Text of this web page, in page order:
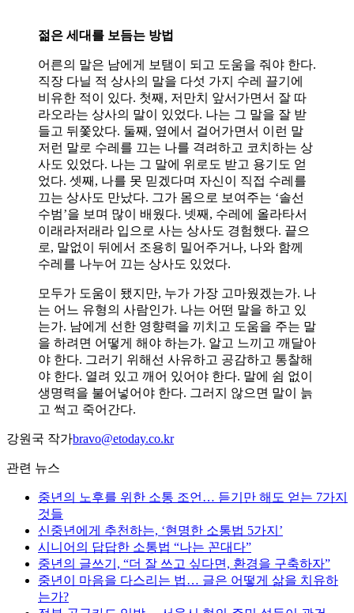
젊은 세대를 보듬는 방법
어른의 말은 남에게 보탬이 되고 도움을 줘야 한다.
직장 다닐 적 상사의 말을 다섯 가지 수레 끌기에
비유한 적이 있다. 첫째, 저만치 앞서가면서 잘 따
라오라는 상사의 말이 있었다. 나는 그 말을 잘 받
들고 뒤쫓았다. 둘째, 옆에서 걸어가면서 이런 말
저런 말로 수레를 끄는 나를 격려하고 코치하는 상
사도 있었다. 나는 그 말에 위로도 받고 용기도 얻
었다. 셋째, 나를 못 믿겠다며 자신이 직접 수레를
끄는 상사도 만났다. 그가 몸으로 보여주는 ‘솔선
수범’을 보며 많이 배웠다. 넷째, 수레에 올라타서
이래라저래라 입으로 사는 상사도 경험했다. 끝으
로, 말없이 뒤에서 조용히 밀어주거나, 나와 함께
수레를 나누어 끄는 상사도 있었다.
모두가 도움이 됐지만, 누가 가장 고마웠겠는가. 나
는 어느 유형의 사람인가. 나는 어떤 말을 하고 있
는가. 남에게 선한 영향력을 끼치고 도움을 주는 말
을 하려면 어떻게 해야 하는가. 알고 느끼고 깨달아
야 한다. 그러기 위해선 사유하고 공감하고 통찰해
야 한다. 열려 있고 깨어 있어야 한다. 말에 쉼 없이
생명력을 불어넣어야 한다. 그러지 않으면 말이 늙
고 썩고 죽어간다.
강원국 작가bravo@etoday.co.kr
관련 뉴스
중년의 노후를 위한 소통 조언… 듣기만 해도 얻는 7가지
것들
신중년에게 추천하는, ‘현명한 소통법 5가지’
시니어의 답답한 소통법 “나는 꼰대다”
중년의 글쓰기, “더 잘 쓰고 싶다면, 환경을 구축하자”
중년이 마음을 다스리는 법… 글은 어떻게 삶을 치유하
는가?